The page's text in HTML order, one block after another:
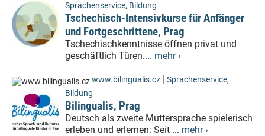
Sprachenservice, Bildung
Tschechisch-Intensivkurse für Anfänger
und Fortgeschrittene, Prag
Tschechischkenntnisse öffnen privat und
geschäftlich Türen.... mehr ›
www.bilingualis.cz | Sprachenservice,
Bildung
Bilingualis, Prag
Deutsch als zweite Muttersprache spielerisch
erleben und erlernen: Seit ... mehr ›